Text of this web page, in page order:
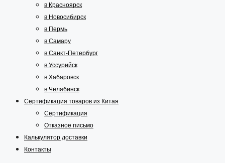
в Красноярск
в Новосибирск
в Пермь
в Самару
в Санкт-Петербург
в Уссурийск
в Хабаровск
в Челябинск
Сертификация товаров из Китая
Сертификация
Отказное письмо
Калькулятор доставки
Контакты